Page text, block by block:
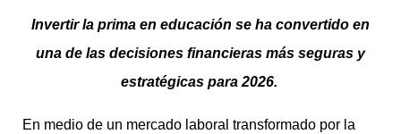
Invertir la prima en educación se ha convertido en
una de las decisiones financieras más seguras y
estratégicas para 2026.
En medio de un mercado laboral transformado por la